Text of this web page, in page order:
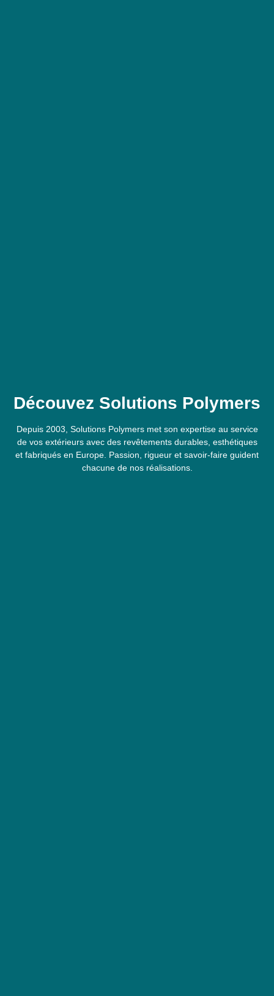
Découvez Solutions Polymers
Depuis 2003, Solutions Polymers met son expertise au service
de vos extérieurs avec des revêtements durables, esthétiques
et fabriqués en Europe. Passion, rigueur et savoir-faire guident
chacune de nos réalisations.